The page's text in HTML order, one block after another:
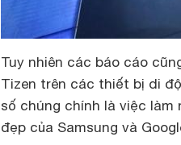
Tuy nhiên các báo cáo
Tizen trên các thiết bị di
số chúng chính là việc
đẹp của Samsung và